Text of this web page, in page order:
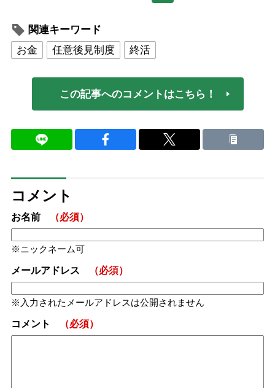
関連キーワード
お金
任意後見制度 終活
この記事へのコメントはこちら！
コメント
お名前 （必須）
ニックネーム可
メールアドレス （必須）
入力されたメールアドレスは公開されません
コメント （必須）